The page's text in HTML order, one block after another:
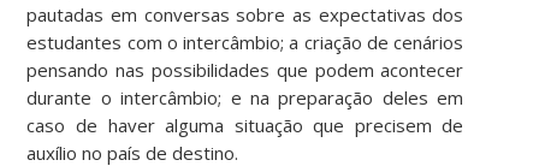
pautadas em conversas sobre as expectativas dos
estudantes com o intercâmbio; a criação de cenários
pensando nas possibilidades que podem acontecer
durante o intercâmbio; e na preparação deles em
caso de haver alguma situação que precisem de
auxílio no país de destino.